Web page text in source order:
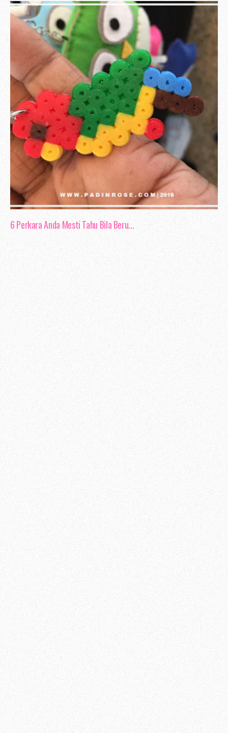
1 akan bermula jam 2 petang, dan akan
jam sahaja. Tapi malangnya, pelajar
jam 2.25 petang.
Bagi aku, arahan yang mudah untuk di
bermula jam 2, dan akan tamat jam
datang pada masa yang di tetapkan,
kalau anda tidak dapat menyelesaikan
masalah itu datang dari anda.
mempunyai toleransi, tapi dalam hal -
masa yang sesuai untuk memikirkan
Berbalik kepada perbincangan di atas,
menerima arahan atau maklumat amat
mengelakkan diri dari pelbagai
mewujudkan komunikasi berkesan
kita tahu apa yang perlu di lakukan. Apa
Terima Kasih ~ Datang Lagi
6 Perkara Anda Mesti Tahu Bila Beru...